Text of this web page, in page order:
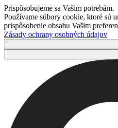
Prispôsobujeme sa Vašim potrebám.
Používame súbory cookie, ktoré sú
prispôsobenie obsahu Vašim
Zásady ochrany osobných údajov